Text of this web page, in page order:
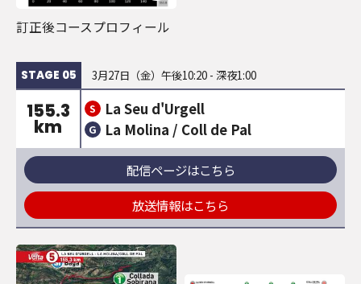
訂正後コースプロフィール
STAGE 05 3月27日（金）午後10:20 - 深夜1:00
155.3
km
S La Seu d'Urgell
G La Molina / Coll de Pal
配信ページはこちら
放送情報はこちら